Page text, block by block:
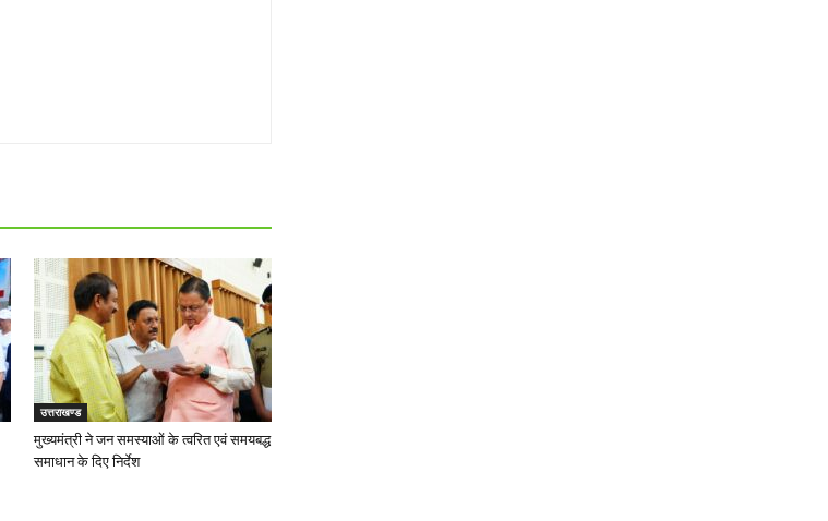
उत्तराखण्ड
मुख्यमंत्री ने जन समस्याओं के त्वरित एवं समयबद्ध
समाधान के दिए निर्देश